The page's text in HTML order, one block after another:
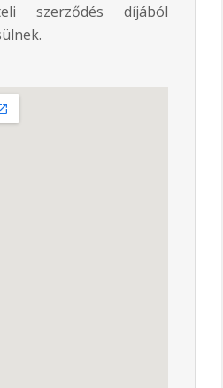
szerződés díjából